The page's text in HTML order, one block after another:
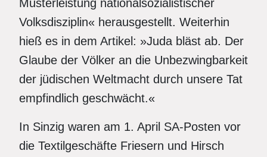
Musterleistung nationalsozialistischer
Volksdisziplin« herausgestellt. Weiterhin
hieß es in dem Artikel: »Juda bläst ab. Der
Glaube der Völker an die Unbezwingbarkeit
der jüdischen Weltmacht durch unsere Tat
empfindlich geschwächt.«
In Sinzig waren am 1. April SA-Posten vor
die Textilgeschäfte Friesern und Hirsch